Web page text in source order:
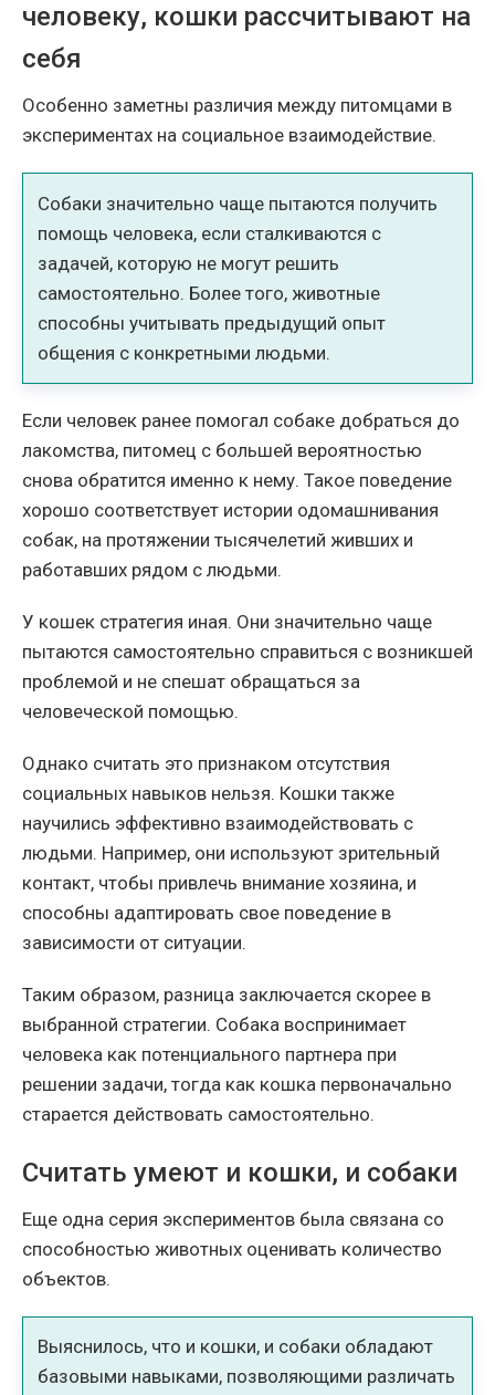
человеку, кошки рассчитывают на
себя
Особенно заметны различия между питомцами в
экспериментах на социальное взаимодействие.
Собаки значительно чаще пытаются получить
помощь человека, если сталкиваются с
задачей, которую не могут решить
самостоятельно. Более того, животные
способны учитывать предыдущий опыт
общения с конкретными людьми.
Если человек ранее помогал собаке добраться до
лакомства, питомец с большей вероятностью
снова обратится именно к нему. Такое поведение
хорошо соответствует истории одомашнивания
собак, на протяжении тысячелетий живших и
работавших рядом с людьми.
У кошек стратегия иная. Они значительно чаще
пытаются самостоятельно справиться с возникшей
проблемой и не спешат обращаться за
человеческой помощью.
Однако считать это признаком отсутствия
социальных навыков нельзя. Кошки также
научились эффективно взаимодействовать с
людьми. Например, они используют зрительный
контакт, чтобы привлечь внимание хозяина, и
способны адаптировать свое поведение в
зависимости от ситуации.
Таким образом, разница заключается скорее в
выбранной стратегии. Собака воспринимает
человека как потенциального партнера при
решении задачи, тогда как кошка первоначально
старается действовать самостоятельно.
Считать умеют и кошки, и собаки
Еще одна серия экспериментов была связана со
способностью животных оценивать количество
объектов.
Выяснилось, что и кошки, и собаки обладают
базовыми навыками, позволяющими различать